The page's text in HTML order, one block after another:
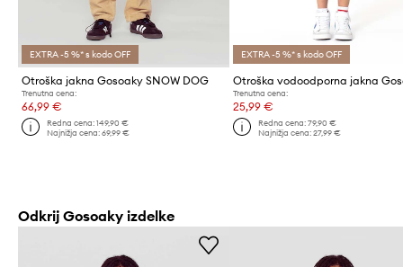
EXTRA -5 %* s kodo OFF
Otroška jakna Gosoaky SNOW DOG
Trenutna cena:
66,99 €
Redna cena:149,90 €
Najnižja cena:69,99 €
EXTRA -5 %* s kodo OFF
Trenutna cena:
25,99 €
Redna cena: 79,90 €
Najnižja cena: 27,99 €
Odkrij Gosoaky izdelke